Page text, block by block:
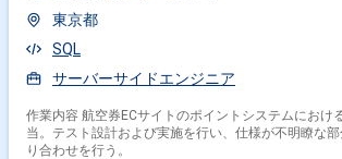
東京都
SQL
サーバーサイドエンジニア
作業内容 航空券ECサイトのポイントシステムにおけ
当。テスト設計および実施を行い、仕様が不明瞭な
り合わせを行う。